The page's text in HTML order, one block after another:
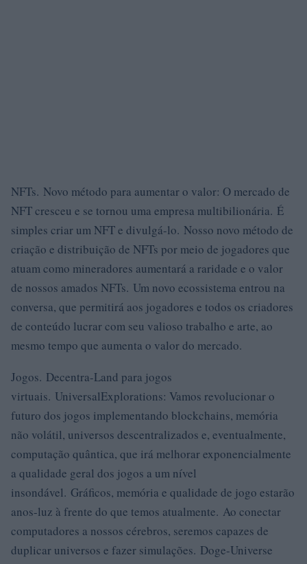
NFTs. Novo método para aumentar o valor: O mercado de
NFT cresceu e se tornou uma empresa multibilionária. É
simples criar um NFT e divulgá-lo. Nosso novo método de
criação e distribuição de NFTs por meio de jogadores que
atuam como mineradores aumentará a raridade e o valor
de nossos amados NFTs. Um novo ecossistema entrou na
conversa, que permitirá aos jogadores e todos os criadores
de conteúdo lucrar com seu valioso trabalho e arte, ao
mesmo tempo que aumenta o valor do mercado.
Jogos. Decentra-Land para jogos
virtuais. UniversalExplorations: Vamos revolucionar o
futuro dos jogos implementando blockchains, memória
não volátil, universos descentralizados e, eventualmente,
computação quântica, que irá melhorar exponencialmente
a qualidade geral dos jogos a um nível
insondável. Gráficos, memória e qualidade de jogo estarão
anos-luz à frente do que temos atualmente. Ao conectar
computadores a nossos cérebros, seremos capazes de
duplicar universos e fazer simulações. Doge-Universe